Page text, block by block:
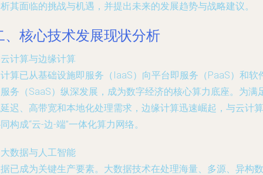
其面临的挑战与机遇，并提出未来的发展趋势与战略建议。
、核心技术发展现状分析
计算与边缘计算
算已从基础设施即服务（IaaS）向平台即服务（PaaS）和软
务（SaaS）纵深发展，成为数字经济的核心算力底座。为满
迟、高带宽和本地化处理需求，边缘计算迅速崛起，与云计算
构成“云-边-端”一体化算力网络。
数据与人工智能
已成为关键生产要素。大数据技术在处理海量、多源、异构数